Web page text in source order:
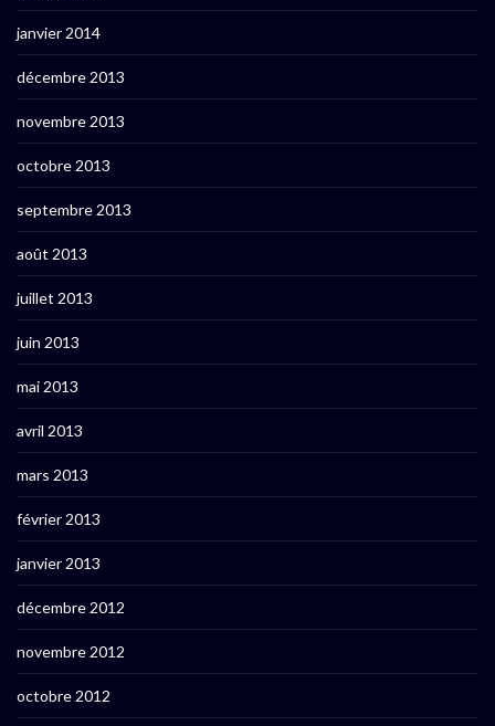
janvier 2014
décembre 2013
novembre 2013
octobre 2013
septembre 2013
août 2013
juillet 2013
juin 2013
mai 2013
avril 2013
mars 2013
février 2013
janvier 2013
décembre 2012
novembre 2012
octobre 2012